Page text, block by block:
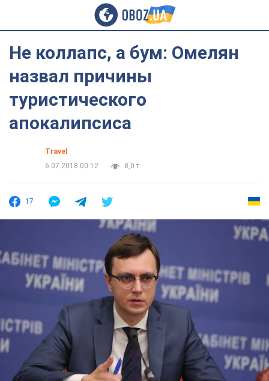
Не коллапс, а бум: Омелян
назвал причины
туристического
апокалипсиса
Travel
6.07.2018 00:12
8,0 т.
17